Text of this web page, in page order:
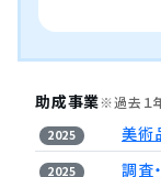
助成事業※過去１
2025 美術
2025 調査